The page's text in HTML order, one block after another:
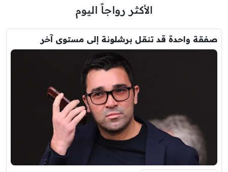
الأكثر رواجاً اليوم
صفقة واحدة قد تنقل برشلونة إلى مستوى آخر